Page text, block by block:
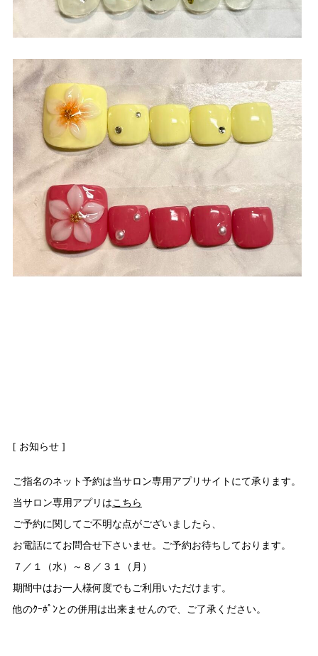
[ お知らせ ]
ご指名のネット予約は当サロン専用アプリサイトにて承ります。
当サロン専用アプリはこちら
ご予約に関してご不明な点がございましたら、
お電話にてお問合せ下さいませ。ご予約お待ちしております。
７／１（水）～８／３１（月）
期間中はお一人様何度でもご利用いただけます。
他のｸｰﾎﾟﾝとの併用は出来ませんので、ご了承ください。